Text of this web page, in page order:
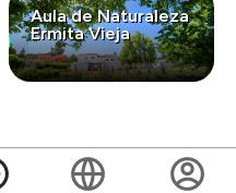
Aula de Naturaleza
Ermita Vieja